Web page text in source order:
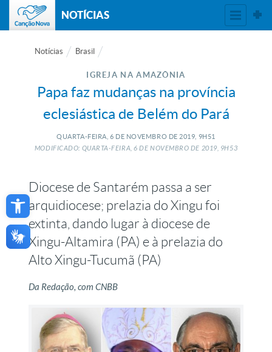
Open toolbar
NOTÍCIAS
Notícias Brasil
IGREJA NA AMAZÔNIA
Papa faz mudanças na província
eclesiástica de Belém do Pará
QUARTA-FEIRA, 6 DE NOVEMBRO DE 2019, 9H51
MODIFICADO: QUARTA-FEIRA, 6 DE NOVEMBRO DE 2019, 9H53
Diocese de Santarém passa a ser
arquidiocese; prelazia do Xingu foi
extinta, dando lugar à diocese de
Xingu-Altamira (PA) e à prelazia do
Alto Xingu-Tucumã (PA)
Da Redação, com CNBB